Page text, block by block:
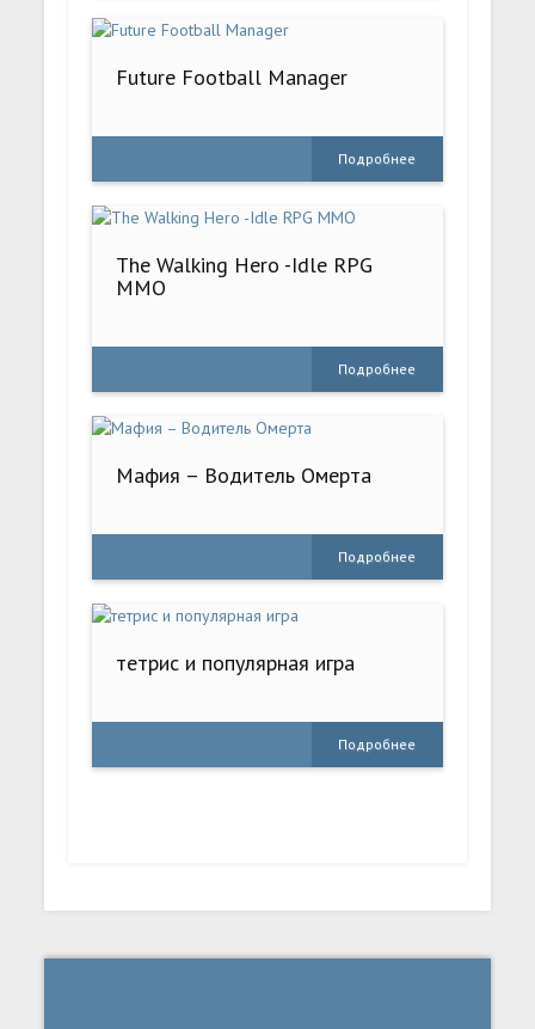
Future Football Manager
Подробнее
The Walking Hero -Idle RPG
MMO
Подробнее
Мафия – Водитель Омерта
Подробнее
тетрис и популярная игра
Подробнее